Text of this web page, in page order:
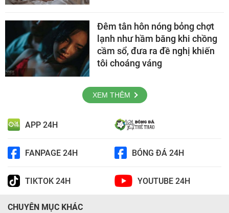
Đêm tân hôn nóng bỏng chợt
lạnh như hầm băng khi chồng
cầm sổ, đưa ra đề nghị khiến
tôi choáng váng
XEM THÊM
APP 24H
FANPAGE 24H BÓNG ĐÁ 24H
TIKTOK 24H YOUTUBE 24H
CHUYÊN MỤC KHÁC